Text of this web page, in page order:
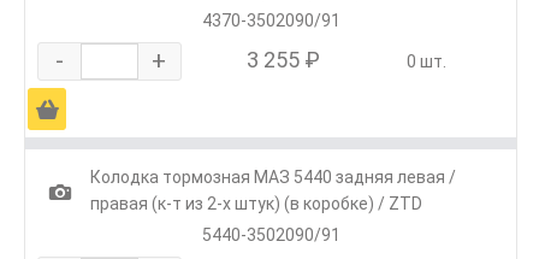
4370-3502090/91
- + 3 255 ₽ 0 шт.
Ä
1
Колодка тормозная МАЗ 5440 задняя левая /
правая (к-т из 2-х штук) (в коробке) / ZTD
5440-3502090/91